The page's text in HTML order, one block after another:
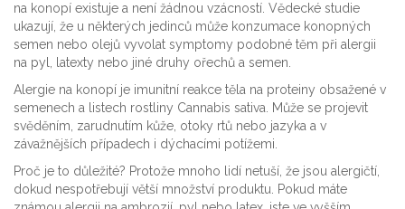
na konopí existuje a není žádnou vzácností. Vědecké studie
ukazují, že u některých jedinců může konzumace konopných
semen nebo olejů vyvolat symptomy podobné těm při alergii
na pyl, latexty nebo jiné druhy ořechů a semen.
Alergie na konopí je imunitní reakce těla na proteiny obsažené v
semenech a listech rostliny Cannabis sativa . Může se projevit
svěděním, zarudnutím kůže, otoky rtů nebo jazyka a v
závažnějších případech i dýchacími potížemi.
Proč je to důležité? Protože mnoho lidí netuší, že jsou alergičtí,
dokud nespotřebují větší množství produktu. Pokud máte